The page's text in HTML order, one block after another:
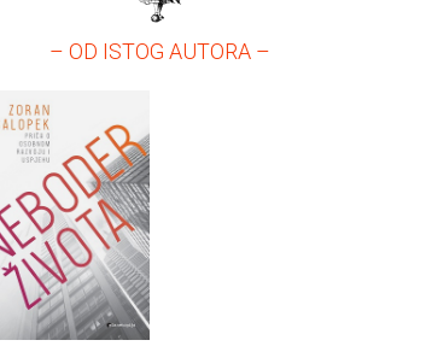
– OD ISTOG AUTORA –